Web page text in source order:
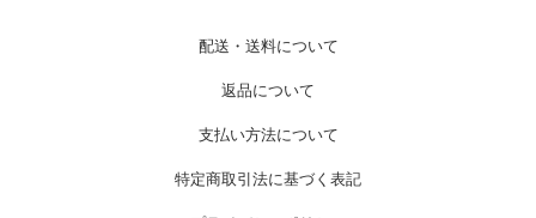
配送・送料について
返品について
支払い方法について
特定商取引法に基づく表記